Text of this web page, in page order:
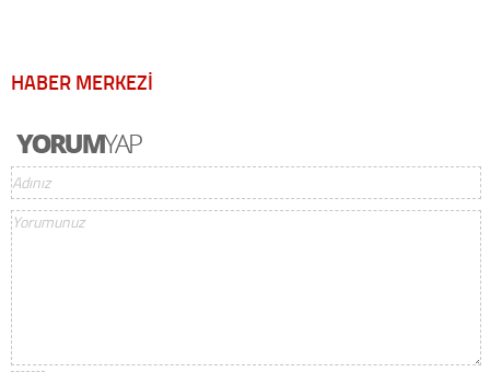
HABER MERKEZİ